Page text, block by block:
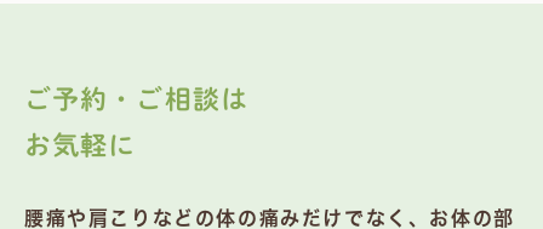
ご予約・ご相談は
お気軽に
腰痛や肩こりなどの体の痛みだけでなく、お体の部